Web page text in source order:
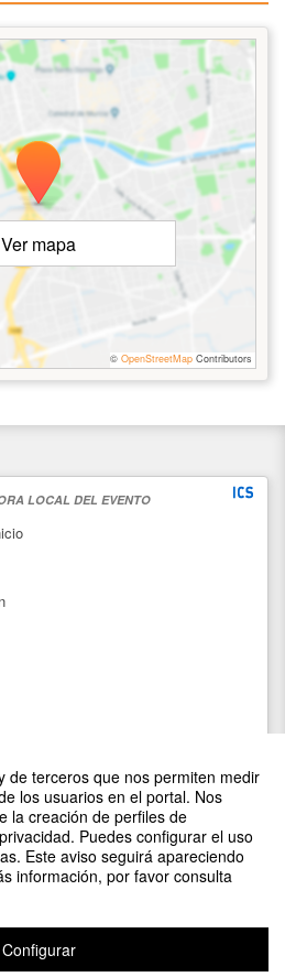
de terceros que nos permiten medir
los usuarios en el portal. Nos
la creación de perfiles de
Puedes configurar el uso
Este aviso seguirá apareciendo
información, por favor consulta
Configurar
Ver mapa
© OpenStreetMap Contributors
LOCAL DEL EVENTO
EL SIGUIENTE CÓDIGO